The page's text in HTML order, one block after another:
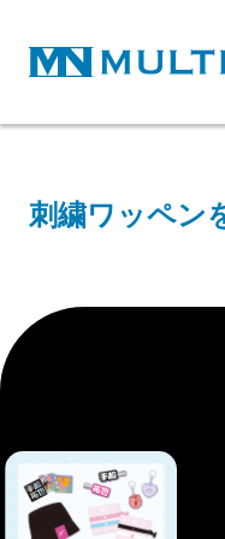
刺繍ワッペン